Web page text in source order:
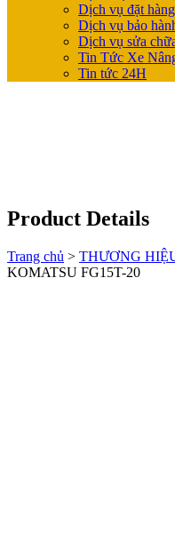
Dịch vụ đặt
Dịch vụ bảo
Dịch vụ sửa
Tin Tức Xe
Tin tức 24H
Product Details
Trang chủ > THƯƠNG
KOMATSU FG15T-20